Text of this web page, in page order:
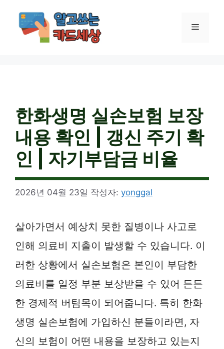
메
한화생명 실손보험 보장
내용 확인 | 갱신 주기 확
인 | 자기부담금 비율
2026년 04월 23일 작성자: yonggal
살아가면서 예상치 못한 질병이나 사고로
인해 의료비 지출이 발생할 수 있습니다. 이
러한 상황에서 실손보험은 본인이 부담한
의료비를 일정 부분 보상받을 수 있어 든든
한 경제적 버팀목이 되어줍니다. 특히 한화
생명 실손보험에 가입하신 분들이라면, 자
신의 보험이 어떤 내용을 보장하고 있는지